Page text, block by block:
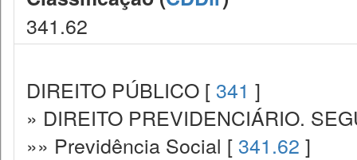
341.62
DIREITO PÚBLICO [ 341 ]
» DIREITO PREVIDENCIÁRIO.
»» Previdência Social [ 341.62 ]